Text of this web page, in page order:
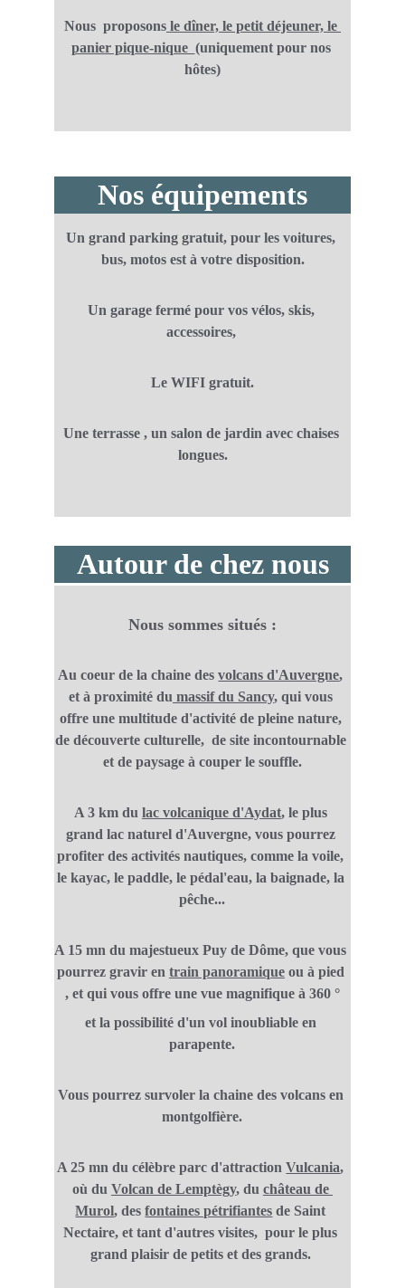
Nous  proposons le dîner, le petit déjeuner, le
panier pique-nique (uniquement pour nos
hôtes)
Un grand parking gratuit, pour les voitures,
bus, motos est à votre disposition.
Un garage fermé pour vos vélos, skis,
accessoires,
Le WIFI gratuit.
Une terrasse , un salon de jardin avec chaises
longues.
Nos équipements
Autour de chez nous
Nous sommes situés :
Au coeur de la chaine des volcans d'Auvergne,
et à proximité du massif du Sancy, qui vous
offre une multitude d'activité de pleine nature,
de découverte culturelle,  de site incontournable
et de paysage à couper le souffle.
A 3 km du lac volcanique d'Aydat, le plus
grand lac naturel d'Auvergne, vous pourrez
profiter des activités nautiques, comme la voile,
le kayac, le paddle, le pédal'eau, la baignade, la
pêche...
A 15 mn du majestueux Puy de Dôme, que vous
pourrez gravir en train panoramique ou à pied
, et qui vous offre une vue magnifique à 360 °
et la possibilité d'un vol inoubliable en
parapente.
Vous pourrez survoler la chaine des volcans en
montgolfière.
A 25 mn du célèbre parc d'attraction Vulcania,
où du Volcan de Lemptègy, du château de
Murol, des fontaines pétrifiantes de Saint
Nectaire, et tant d'autres visites,  pour le plus
grand plaisir de petits et des grands.